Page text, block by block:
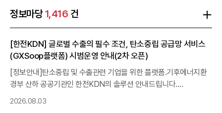
정보마당 1,416 건
[한전KDN] 글로벌 수출의 필수 조건, 탄소중립 공급망 서비스
(GXSoop플랫폼) 시범운영 안내(2차 오픈)
[정보안내]탄소중립 및 수출관련 기업을 위한 플랫폼.기후에너지환
경부 산하 공공기관인 한전KDN의 솔루션 안내드립니다.
(gxsoop.com)* 회원가입 시 추천인 칸에 중소기업중앙회 또는
2026.08.03